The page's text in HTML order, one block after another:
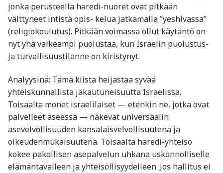
jonka perusteella haredi-nuoret ovat pitkään
välttyneet intistä opis- kelua jatkamalla ”yeshivassa”
(religiokoulutus). Pitkään voimassa ollut käytäntö on
nyt yhä vaikeampi puolustaa, kun Israelin puolustus-
ja turvallisuustilanne on kiristynyt.
Analyysinä: Tämä kiista heijastaa syvää
yhteiskunnallista jakautuneisuutta Israelissa.
Toisaalta monet israelilaiset — etenkin ne, jotka ovat
palvelleet aseessa — näkevät universaalin
asevelvollisuuden kansalaisvelvollisuutena ja
oikeudenmukaisuutena. Toisaalta haredi-yhteisö
kokee pakollisen asepalvelun uhkana uskonnolliselle
elämäntavalleen ja yhteisöllisyydelleen. Jos hallitus ei